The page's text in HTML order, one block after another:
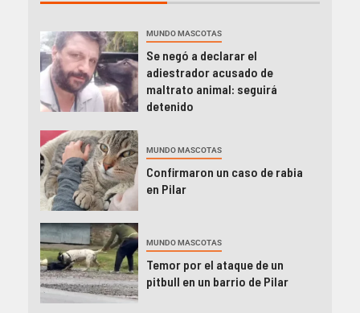
MUNDO MASCOTAS
Se negó a declarar el
adiestrador acusado de
maltrato animal: seguirá
detenido
MUNDO MASCOTAS
Confirmaron un caso de rabia
en Pilar
MUNDO MASCOTAS
Temor por el ataque de un
pitbull en un barrio de Pilar